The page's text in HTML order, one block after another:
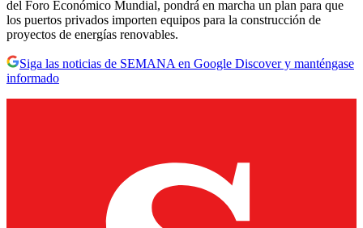
del Foro Económico Mundial, pondrá en marcha un plan para que
los puertos privados importen equipos para la construcción de
proyectos de energías renovables.
Siga las noticias de SEMANA en Google Discover y manténgase
informado